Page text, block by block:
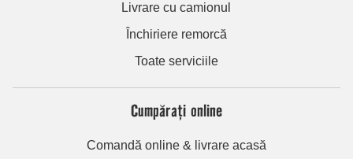
Livrare cu camionul
Închiriere remorcă
Toate serviciile
Cumpărați online
Comandă online & livrare acasă